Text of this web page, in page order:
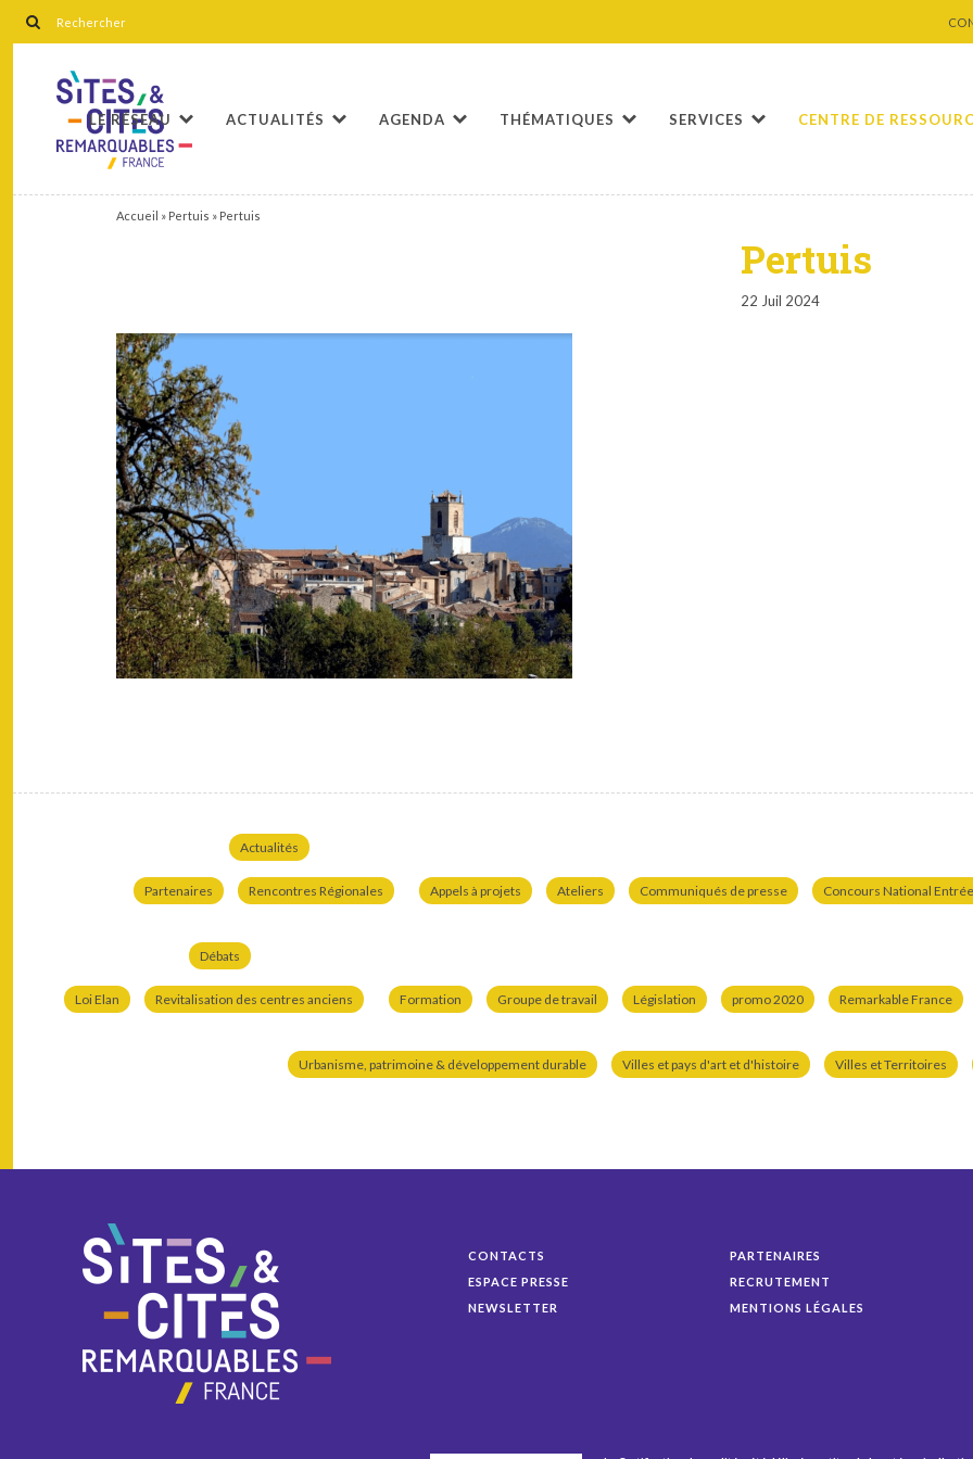
LE RÉSEAU ACTUALITÉS AGENDA THÉMATIQUES SERVICES CENTRE DE
Accueil » Pertuis » Pertuis
Pertuis
22 Juil 2024
Actualités
Partenaires Rencontres Régionales Appels à projets Ateliers Communiqués de presse Concours National
Débats
Loi Elan Revitalisation des centres anciens Formation Groupe de travail Législation promo 2020 Remarkable France
Urbanisme, patrimoine & développement durable Villes et pays d'art et d'histoire Villes et Territoires
CONTACTS
ESPACE PRESSE
NEWSLETTER
PARTENAIRES
RECRUTEMENT
MENTIONS LÉGALES